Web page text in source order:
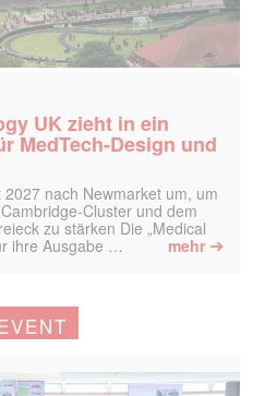
UK zieht in ein
MedTech-Design und
nach Newmarket um, um
Cluster und dem
zu stärken Die „Medical
ihre Ausgabe …
mehr ➔